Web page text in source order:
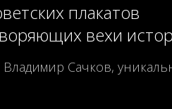
плакатов
вехи
Сачков,